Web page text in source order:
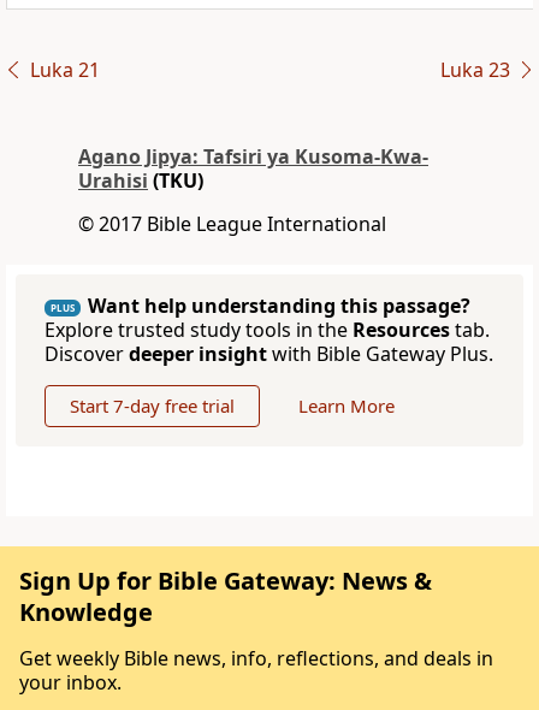
Luka 21 Luka 23
Agano Jipya: Tafsiri ya Kusoma-Kwa-
Urahisi (TKU)
© 2017 Bible League International
PLUS
Want help understanding this passage?
Explore trusted study tools in the Resourcestab.
Discoverdeeper insightwith Bible Gateway Plus.
Start 7-day free trial Learn More
Sign Up for Bible Gateway: News &
Knowledge
Get weekly Bible news, info, reflections, and deals in
your inbox.